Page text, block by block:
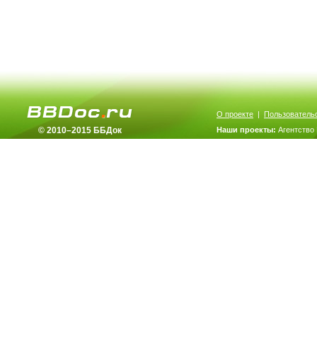
© 2010–2015 ББДок
О проекте |
Наши проекты: